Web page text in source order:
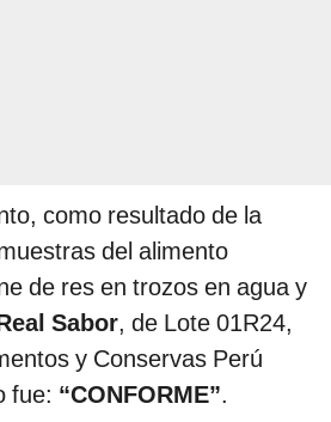
como resultado de la
del alimento
de res en trozos en agua y
Sabor, de Lote 01R24,
y Conservas Perú
fue: “CONFORME”.